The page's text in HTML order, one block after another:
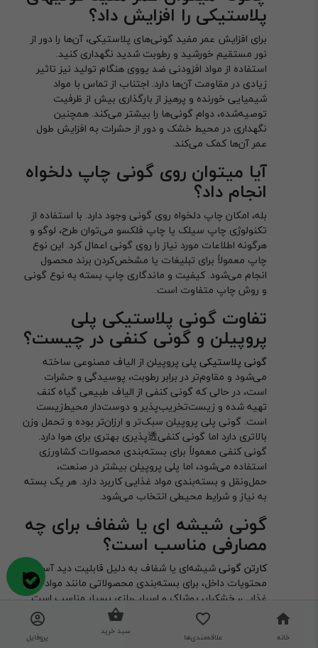
پلاستیکی را افزایش داد؟
برای افزایش عمر مفید گونی‌های پلاستیکی، آن‌ها را دور از
نور مستقیم خورشید و رطوبت شدید نگهداری کنید.
استفاده از مواد افزودنی ضد یووی هنگام تولید نیز تاثیر
زیادی در مقاومت آن‌ها دارد. اجتناب از تماس با مواد
شیمیایی خورنده و پرهیز از بارگذاری بیش از ظرفیت
توصیه‌شده، دوام گونی‌ها را بیشتر می‌کند. همچنین
نگهداری در محیط خشک و دور از حشرات به افزایش طول
عمر آن‌ها کمک می‌کند.
آیا میتوان روی گونی چاپ دلخواه
انجام داد؟
بله، امکان چاپ دلخواه روی گونی وجود دارد. با استفاده از
تکنولوژی چاپ سیلک یا چاپ فلکسو می‌توان طرح، لوگو و
هرگونه اطلاعات مورد نیاز را روی گونی اعمال کرد. این نوع
چاپ معمولاً برای تبلیغات یا مشخص‌کردن برند محصول
انجام می‌شود. کیفیت و ماندگاری چاپ بسته به نوع گونی
و روش چاپ متفاوت است.
تفاوت گونی پلاستیکی پلی
پروپیلن و گونی کنفی در چیست؟
گونی پلاستیکی پلی پروپیلن از الیاف مصنوعی ساخته
می‌شود و مقاوم‌تر در برابر رطوبت، پوسیدگی و حشرات
است، در حالی که گونی کنفی از الیاف طبیعی گیاه کنف
تهیه شده و زیست‌تخریب‌پذیر و دوست‌دار محیط‌زیست
است. گونی پلی پروپیلن سبک‌تر و ارزان‌تر بوده و تحمل وزن
بالاتری دارد اما گونی کنفی透‌پذیری بهتری برای هوا دارد.
گونی کنفی معمولاً برای بسته‌بندی محصولات کشاورزی
استفاده می‌شود، اما پلی پروپیلن بیشتر در صنعت،
حمل‌ونقل و بسته‌بندی مواد غذایی کاربرد دارد. هر یک بسته
به نیاز و شرایط محیطی انتخاب می‌شود.
گونی شیشه ای یا شفاف برای چه
مصارفی مناسب است؟
کارتن گونیشیشه‌ای یا شفاف به دلیل قابلیت دید آسان
محتویات داخل، برای بسته‌بندی محصولاتی مانند مواد
غذایی، خشکبار، پوشاک و اسباب‌بازی بسیار مناسب است.
این نوع کارتن برای نمایش کالا در فروشگاه‌ها، ارائه
محصولات تبلیغاتی و حمل‌ونقل اقلامی که نیاز به دیده
شدن دارند، کاربرد زیادی دارد. مقاومت این کارتن‌ها در برابر
پروفایل
سبد خرید
علاقه‌مندی‌ها خانه